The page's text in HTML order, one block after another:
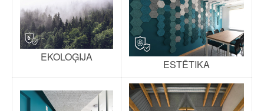
EKOLOĢIJA
ESTĒTIKA